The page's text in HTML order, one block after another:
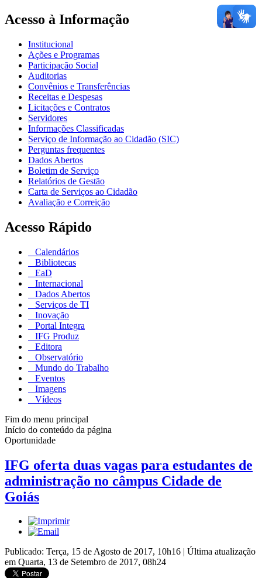
Acesso à Informação
Institucional
Ações e Programas
Participação Social
Auditorias
Convênios e Transferências
Receitas e Despesas
Licitações e Contratos
Servidores
Informações Classificadas
Serviço de Informação ao Cidadão (SIC)
Perguntas frequentes
Dados Abertos
Boletim de Serviço
Relatórios de Gestão
Carta de Serviços ao Cidadão
Avaliação e Correição
Acesso Rápido
Calendários
Bibliotecas
EaD
Internacional
Dados Abertos
Serviços de TI
Inovação
Portal Integra
IFG Produz
Editora
Observatório
Mundo do Trabalho
Eventos
Imagens
Vídeos
Fim do menu principal
Início do conteúdo da página
Oportunidade
IFG oferta duas vagas para estudantes de
administração no câmpus Cidade de
Goiás
Publicado: Terça, 15 de Agosto de 2017, 10h16 | Última atualização
em Quarta, 13 de Setembro de 2017, 08h24